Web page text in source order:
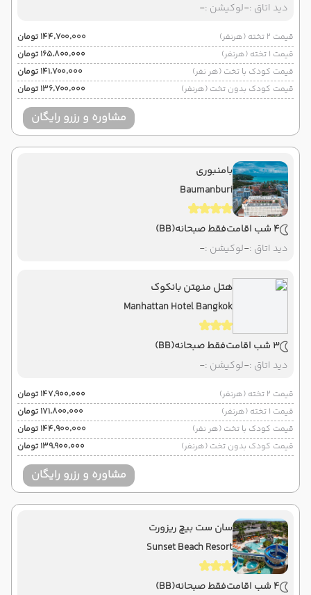
دید اتاق :-لوکیشن :-
قیمت 2 تخته (هرنفر)
۱۴۴٬۷۰۰٬۰۰۰ تومان
قیمت 1 تخته (هرنفر)
۱۶۵٬۸۰۰٬۰۰۰ تومان
قیمت کودک با تخت (هر نفر)
۱۴۱٬۷۰۰٬۰۰۰ تومان
قیمت کودک بدون تخت (هرنفر)
۱۳۶٬۷۰۰٬۰۰۰ تومان
مشاوره و رزرو رایگان
بامنبوری
Baumanburi
4 شب اقامت فقط صبحانه(BB)
دید اتاق :-لوکیشن :-
هتل منهتن بانکوک
Manhattan Hotel Bangkok
3 شب اقامت فقط صبحانه(BB)
دید اتاق :-لوکیشن :-
قیمت 2 تخته (هرنفر)
۱۴۷٬۹۰۰٬۰۰۰ تومان
قیمت 1 تخته (هرنفر)
۱۷۱٬۸۰۰٬۰۰۰ تومان
قیمت کودک با تخت (هر نفر)
۱۴۴٬۹۰۰٬۰۰۰ تومان
قیمت کودک بدون تخت (هرنفر)
۱۳۹٬۹۰۰٬۰۰۰ تومان
مشاوره و رزرو رایگان
سان ست بیچ ریزورت
Sunset Beach Resort
4 شب اقامت فقط صبحانه(BB)